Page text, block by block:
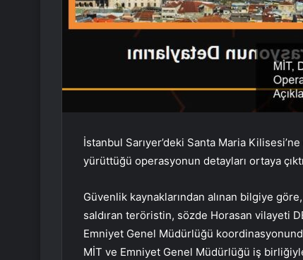
İstanbul Sarıyer’deki Santa Maria
yürüttüğü operasyonun detayları ortaya
Güvenlik kaynaklarından alınan bilgiye
saldıran teröristin, sözde Horasan vilayeti
Emniyet Genel Müdürlüğü
MİT ve Emniyet Genel Müdürlüğü iş